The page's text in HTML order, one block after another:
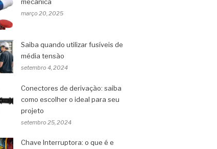
março 20, 2025
Saiba quando utilizar fusíveis de
média tensão
setembro 4, 2024
Conectores de derivação: saiba
como escolher o ideal para seu
projeto
setembro 25, 2024
Chave Interruptora: o que é e